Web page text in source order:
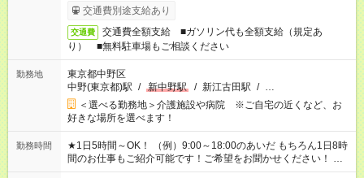
交通費別途支給あり
交通費
交通費全額支給 ■ガソリン代も全額支給（規定あ
り） ■無料駐車場もご相談ください
勤務地
東京都中野区
中野(東京都)駅 / 新中野駅 / 新江古田駅 / …
＜選べる勤務地＞介護施設や病院 ※ご自宅の近くなど、お
好きな場所を選べます！
勤務時間
★1日5時間～OK！ （例）9:00～18:00のあいだ もちろん1日8時
間のお仕事もご紹介可能です！ご希望をお聞かせください！ ★
家庭の都合でお休みが必要な場合も遠慮なくご相談ください。